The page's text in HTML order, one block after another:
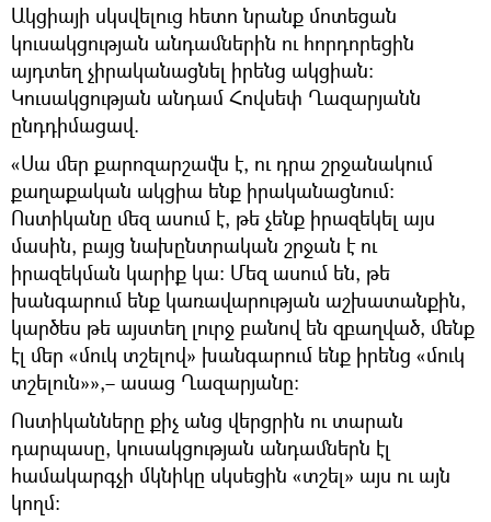
Ակցիայի սկսվելուց հետո նրանք մոտեցան
կուսակցության անդամներին ու հորդորեցին
այդտեղ չիրականացնել իրենց ակցիան։
Կուսակցության անդամ Հովսեփ Ղազարյանն
ընդդիմացավ.
«Սա մեր քարոզարշավն է, ու դրա շրջանակում
քաղաքական ակցիա ենք իրականացնում։
Ոստիկանը մեզ ասում է, թե չենք իրազեկել այս
մասին, բայց նախընտրական շրջան է ու
իրազեկման կարիք կա։ Մեզ ասում են, թե
խանգարում ենք կառավարության աշխատանքին,
կարծես թե այստեղ լուրջ բանով են զբաղված, մենք
էլ մեր «մուկ տշելով» խանգարում ենք իրենց «մուկ
տշելուն»»,– ասաց Ղազարյանը։
Ոստիկանները քիչ անց վերցրին ու տարան
դարպասը, կուսակցության անդամներն էլ
համակարգչի մկնիկը սկսեցին «տշել» այս ու այն
կողմ։